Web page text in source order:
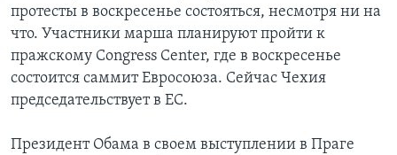
протесты в воскресенье состояться, несмотря ни на
что. Участники марша планируют пройти к
пражскому Congress Center, где в воскресенье
состоится саммит Евросоюза. Сейчас Чехия
председательствует в ЕС.
Президент Обама в своем выступлении в Праге